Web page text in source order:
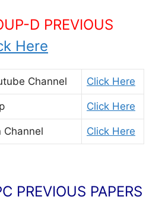
D PREVIOUS
Here
Channel Click Here
Click Here
Channel Click Here
PREVIOUS PAPERS